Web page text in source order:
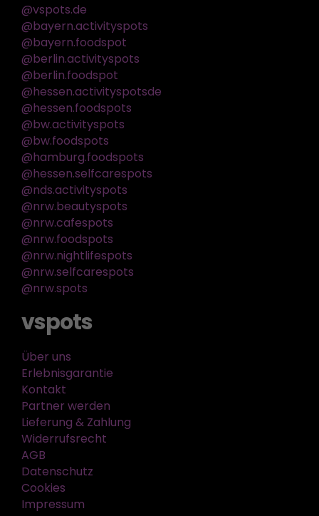
@vspots.de
@bayern.activityspots
@bayern.foodspot
@berlin.activityspots
@berlin.foodspot
@hessen.activityspotsde
@hessen.foodspots
@bw.activityspots
@bw.foodspots
@hamburg.foodspots
@hessen.selfcarespots
@nds.activityspots
@nrw.beautyspots
@nrw.cafespots
@nrw.foodspots
@nrw.nightlifespots
@nrw.selfcarespots
@nrw.spots
vspots
Über uns
Erlebnisgarantie
Kontakt
Partner werden
Lieferung & Zahlung
Widerrufsrecht
AGB
Datenschutz
Cookies
Impressum